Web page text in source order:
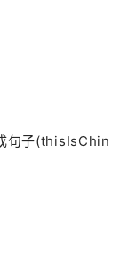
句子(thisIsChin